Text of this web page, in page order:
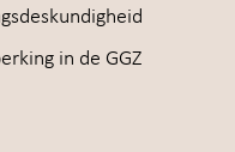
in de GGZ